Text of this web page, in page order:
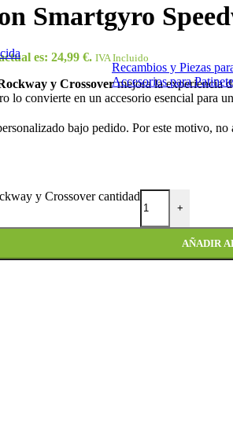
Recambios y Piezas
Accesorios para
Smartgyro
es: 24,99 €. IVA Incluido
y Crossovermejora la experiencia
lo convierte en un accesorio esencial para
bajo pedido. Por este motivo,
y Crossover cantidad
+
AÑADIR